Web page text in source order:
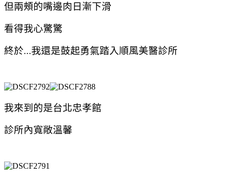
但兩頰的嘴邊肉日漸下滑
看得我心驚驚
終於...我還是鼓起勇氣踏入順風美醫診所
我來到的是台北忠孝館
診所內寬敞溫馨